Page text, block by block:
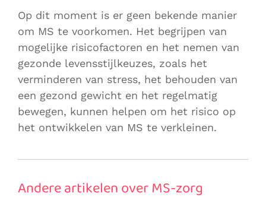
Op dit moment is er geen bekende manier
om MS te voorkomen. Het begrijpen van
mogelijke risicofactoren en het nemen van
gezonde levensstijlkeuzes, zoals het
verminderen van stress, het behouden van
een gezond gewicht en het regelmatig
bewegen, kunnen helpen om het risico op
het ontwikkelen van MS te verkleinen.
Andere artikelen over MS-zorg